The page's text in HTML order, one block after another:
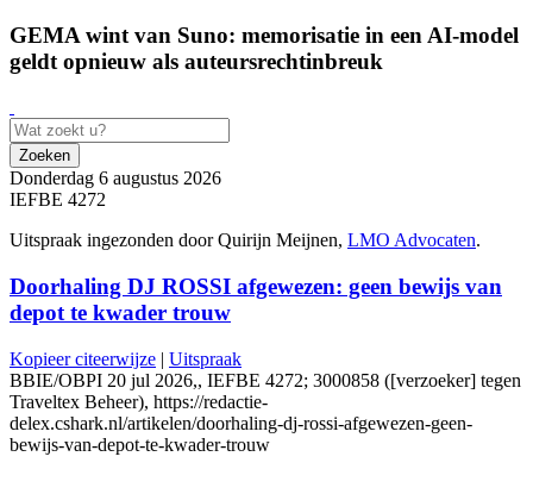
GEMA wint van Suno: memorisatie in een AI-model
geldt opnieuw als auteursrechtinbreuk
Zoeken
Donderdag 6 augustus 2026
IEFBE 4272
Uitspraak ingezonden door Quirijn Meijnen, LMO Advocaten.
Doorhaling DJ ROSSI afgewezen: geen bewijs van
depot te kwader trouw
Kopieer citeerwijze | Uitspraak
BBIE/OBPI 20 jul 2026,, IEFBE 4272; 3000858 ([verzoeker] tegen
Traveltex Beheer), https://redactie-
delex.cshark.nl/artikelen/doorhaling-dj-rossi-afgewezen-geen-
bewijs-van-depot-te-kwader-trouw